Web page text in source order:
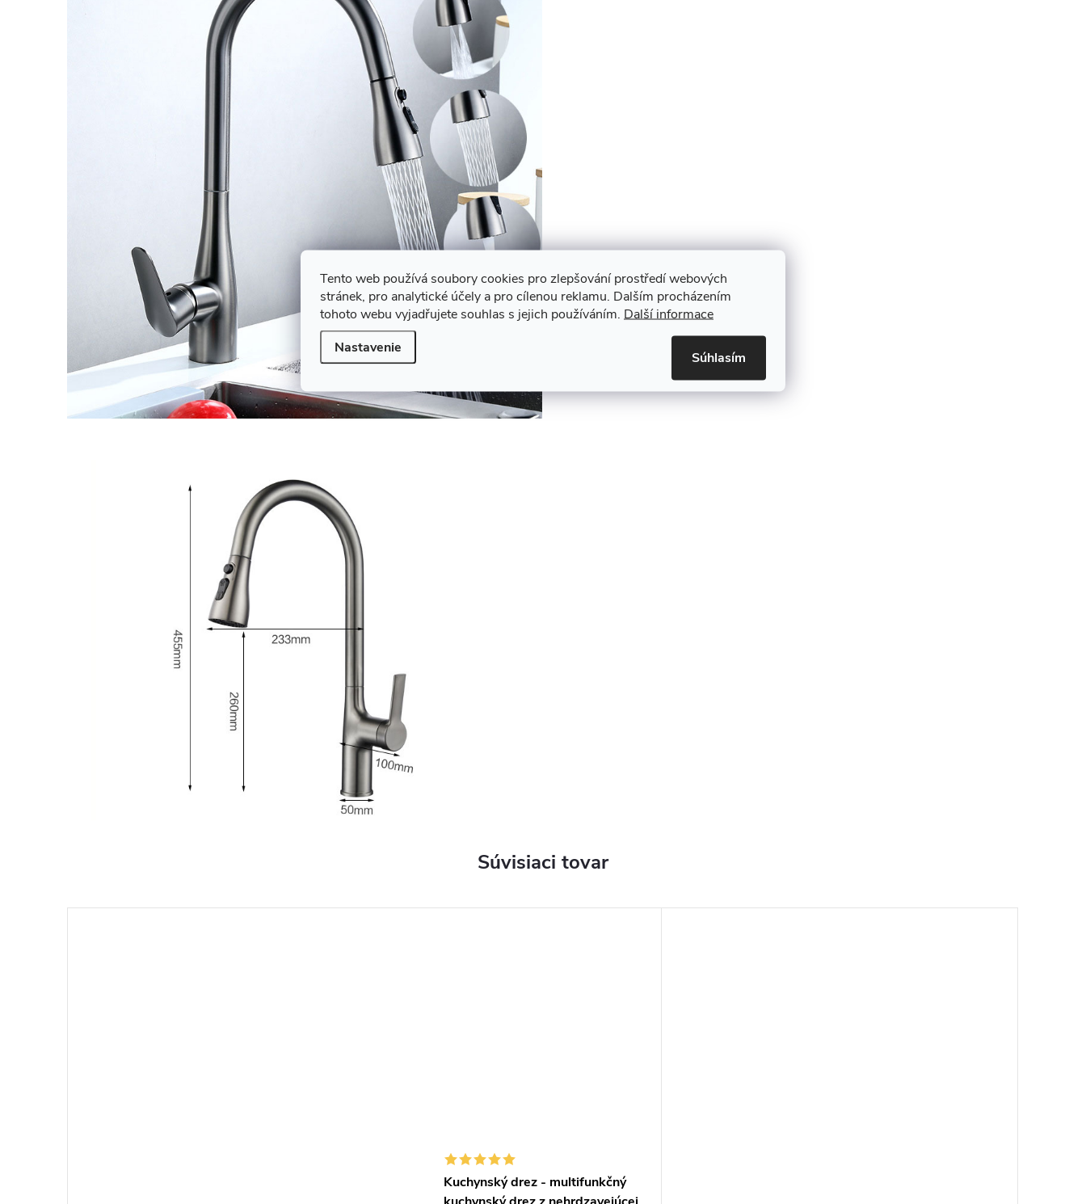
Tento web používá soubory cookies pro zlepšování prostředí webových
stránek, pro analytické účely a pro cílenou reklamu. Dalším procházením
tohoto webu vyjadřujete souhlas s jejich používáním. Další informace
Nastavenie
Súhlasím
Súvisiaci tovar
Kuchynský drez - multifunkčný